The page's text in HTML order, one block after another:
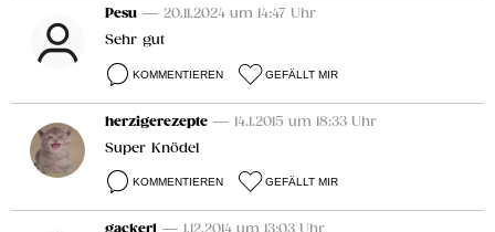
Pesu — 20.11.2024 um 14:47 Uhr
Sehr gut
KOMMENTIEREN GEFÄLLT MIR
herzigerezepte — 14.1.2015 um 18:33 Uhr
Super Knödel
KOMMENTIEREN GEFÄLLT MIR
gackerl